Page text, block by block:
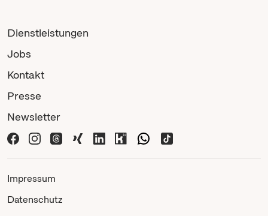
Dienstleistungen
Jobs
Kontakt
Presse
Newsletter
Impressum
Datenschutz